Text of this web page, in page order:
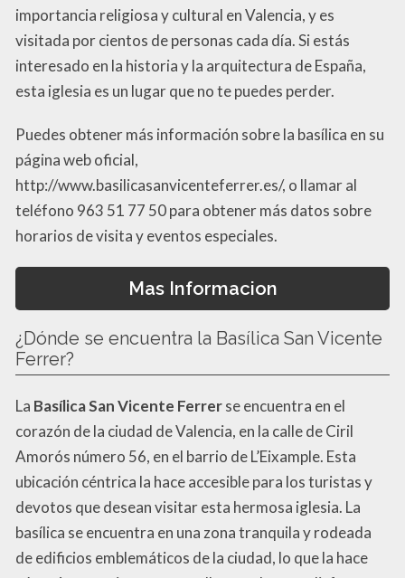
importancia religiosa y cultural en Valencia, y es
visitada por cientos de personas cada día. Si estás
interesado en la historia y la arquitectura de España,
esta iglesia es un lugar que no te puedes perder.
Puedes obtener más información sobre la basílica en su
página web oficial,
http://www.basilicasanvicenteferrer.es/, o llamar al
teléfono 963 51 77 50 para obtener más datos sobre
horarios de visita y eventos especiales.
Mas Informacion
¿Dónde se encuentra la Basílica San Vicente
Ferrer?
La Basílica San Vicente Ferrerse encuentra en el
corazón de la ciudad de Valencia, en la calle de Ciril
Amorós número 56, en el barrio de L’Eixample. Esta
ubicación céntrica la hace accesible para los turistas y
devotos que desean visitar esta hermosa iglesia. La
basílica se encuentra en una zona tranquila y rodeada
de edificios emblemáticos de la ciudad, lo que la hace